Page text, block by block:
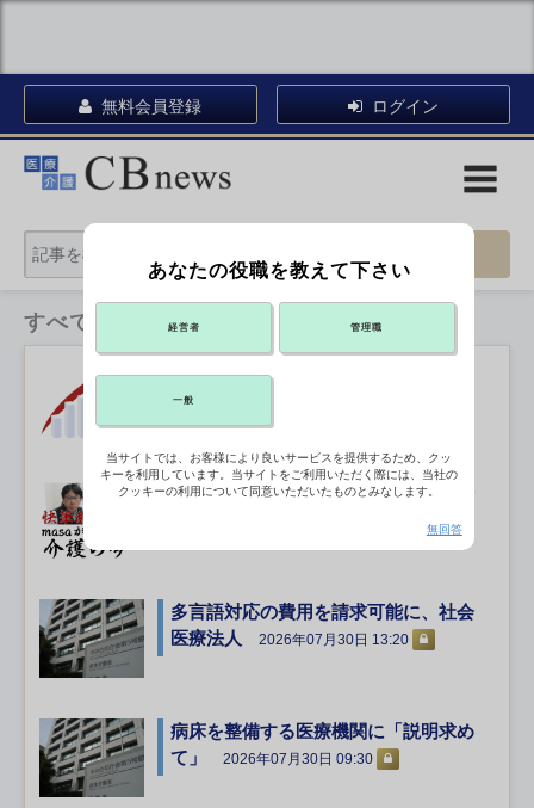
無料会員登録 ログイン
すべてのカテゴリ
社会保障給付費138.3兆円 過去2番目
の高水準
家事支援国家資格の創設 介護事業経
2026年07月30日 14:00
多言語対応の費用を請求可能に、社会
医療法人
2026年07月30日 13:20
病床を整備する医療機関に「説明求め
て」
2026年07月30日 09:30
あなたの役職を教えて下さい
経営者 管理職
一般
当サイトでは、お客様により良いサービスを提供するため、クッ
キーを利用しています。当サイトをご利用いただく際には、当社の
クッキーの利用について同意いただいたものとみなします。
無回答